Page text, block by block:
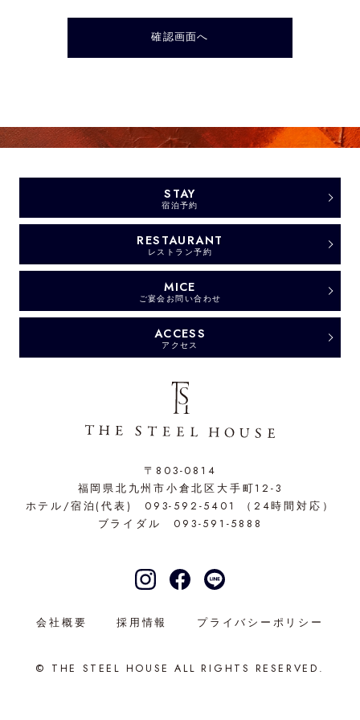
STAY
宿泊予約
RESTAURANT
レストラン予約
MICE
ご宴会お問い合わせ
ACCESS
アクセス
〒803-0814
福岡県北九州市小倉北区大手町12-3
ホテル/宿泊(代表) 093-592-5401
（24時間対応）
ブライダル 093-591-5888
会社概要 採用情報 プライバシーポリシー
© THE STEEL HOUSE ALL RIGHTS RESERVED.